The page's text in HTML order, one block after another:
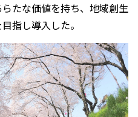
たな価値を持ち、地域創生
指し導入した。